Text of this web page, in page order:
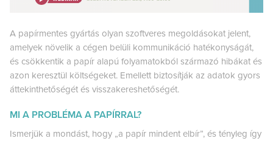
A papírmentes gyártás olyan szoftveres megoldásokat jelent,
amelyek növelik a cégen belüli kommunikáció hatékonyságát,
és csökkentik a papír alapú folyamatokból származó hibákat és
azon keresztül költségeket. Emellett biztosítják az adatok gyors
áttekinthetőségét és visszakereshetőségét.
MI A PROBLÉMA A PAPÍRRAL?
Ismerjük a mondást, hogy „a papír mindent elbír”, és tényleg így